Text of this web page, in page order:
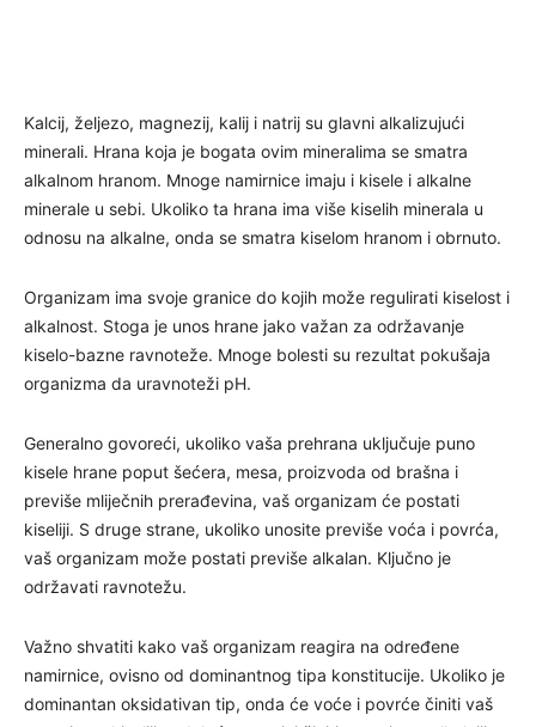
Kalcij, željezo, magnezij, kalij i natrij su glavni alkalizujući
minerali. Hrana koja je bogata ovim mineralima se smatra
alkalnom hranom. Mnoge namirnice imaju i kisele i alkalne
minerale u sebi. Ukoliko ta hrana ima više kiselih minerala u
odnosu na alkalne, onda se smatra kiselom hranom i obrnuto.
Organizam ima svoje granice do kojih može regulirati kiselost i
alkalnost. Stoga je unos hrane jako važan za održavanje
kiselo-bazne ravnoteže. Mnoge bolesti su rezultat pokušaja
organizma da uravnoteži pH.
Generalno govoreći, ukoliko vaša prehrana uključuje puno
kisele hrane poput šećera, mesa, proizvoda od brašna i
previše mliječnih prerađevina, vaš organizam će postati
kiseliji. S druge strane, ukoliko unosite previše voća i povrća,
vaš organizam može postati previše alkalan. Ključno je
održavati ravnotežu.
Važno shvatiti kako vaš organizam reagira na određene
namirnice, ovisno od dominantnog tipa konstitucije. Ukoliko je
dominantan oksidativan tip, onda će voće i povrće činiti vaš